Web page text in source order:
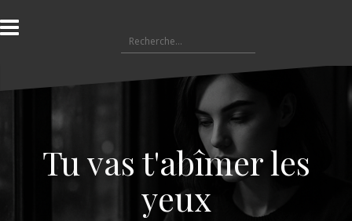
l
a
e
e
Tu vas t'abîmer les
yeux